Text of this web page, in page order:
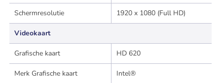
Schermresolutie 1920 x 1080 (Full HD)
Videokaart
Grafische kaart HD 620
Merk Grafische kaart Intel®